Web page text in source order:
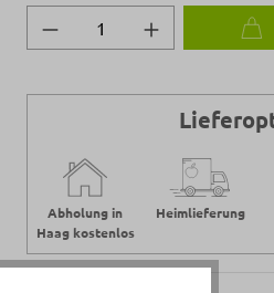
Produkt Anzahl:
Abholung in
Haag kostenlos
Heimlieferung